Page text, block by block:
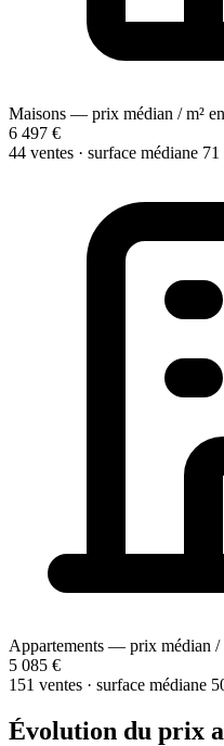
Maisons — prix médian / m²
6 497 €
44 ventes · surface médiane 71
Appartements — prix médian
5 085 €
151 ventes · surface médiane
Évolution du prix